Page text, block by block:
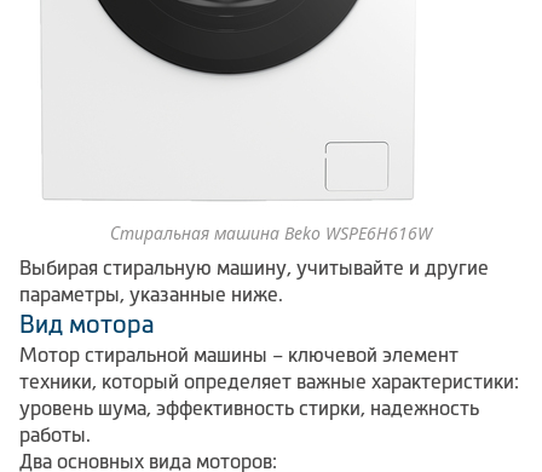
Стиральная машина Beko WSPE6H616W
Выбирая стиральную машину, учитывайте и другие
параметры, указанные ниже.
Вид мотора
Мотор стиральной машины – ключевой элемент
техники, который определяет важные характеристики:
уровень шума, эффективность стирки, надежность
работы.
Два основных вида моторов: